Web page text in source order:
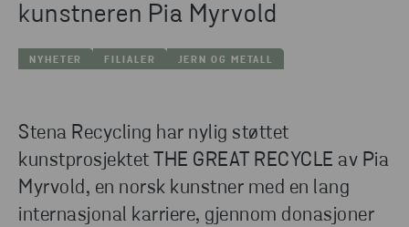
kunstneren Pia Myrvold
NYHETER FILIALER JERN OG METALL
Stena Recycling har nylig støttet
kunstprosjektet THE GREAT RECYCLE av Pia
Myrvold, en norsk kunstner med en lang
internasjonal karriere, gjennom donasjoner